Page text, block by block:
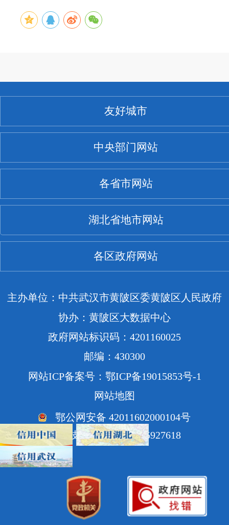
友好城市
中央部门网站
各省市网站
湖北省地市网站
各区政府网站
主办单位：中共武汉市黄陂区委黄陂区人民政府
协办：黄陂区大数据中心
政府网站标识码：4201160025
邮编：430300
网站ICP备案号：鄂ICP备19015853号-1
网站地图
鄂公网安备 42011602000104号
网站技术支持电话：85927618